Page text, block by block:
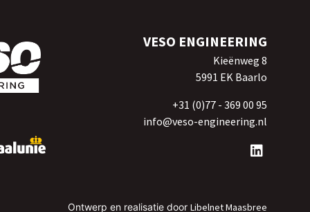
VESO ENGINEERING
Kieënweg 8
5991 EK Baarlo
+31 (0)77 - 369 00 95
info@veso-engineering.nl
Ontwerp en realisatie door Libelnet Maasbree